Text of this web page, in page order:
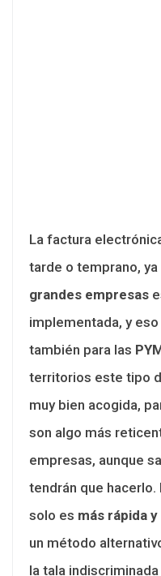
La factura
tarde o temprano,
grandes empresas
implementada, y
también para las
territorios este tipo
muy bien acogida,
son algo más
empresas, aunque
tendrán que
solo es más rápida
un método
la tala